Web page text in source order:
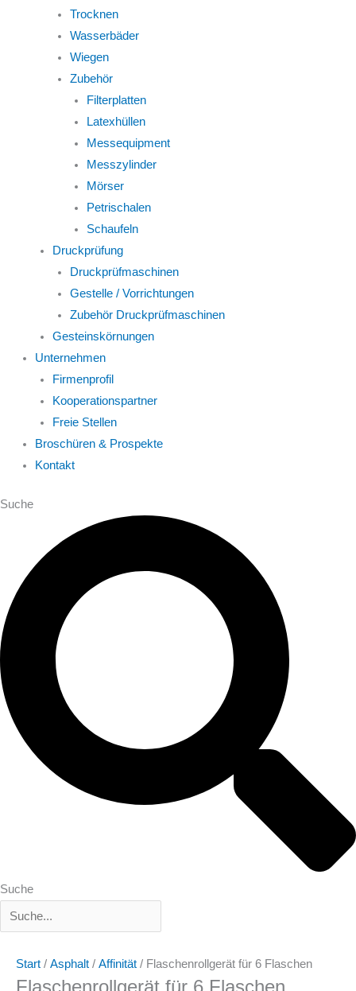
Trocknen
Wasserbäder
Wiegen
Zubehör
Filterplatten
Latexhüllen
Messequipment
Messzylinder
Mörser
Petrischalen
Schaufeln
Druckprüfung
Druckprüfmaschinen
Gestelle / Vorrichtungen
Zubehör Druckprüfmaschinen
Gesteinskörnungen
Unternehmen
Firmenprofil
Kooperationspartner
Freie Stellen
Broschüren & Prospekte
Kontakt
Suche
Suche
Start / Asphalt / Affinität / Flaschenrollgerät für 6 Flaschen